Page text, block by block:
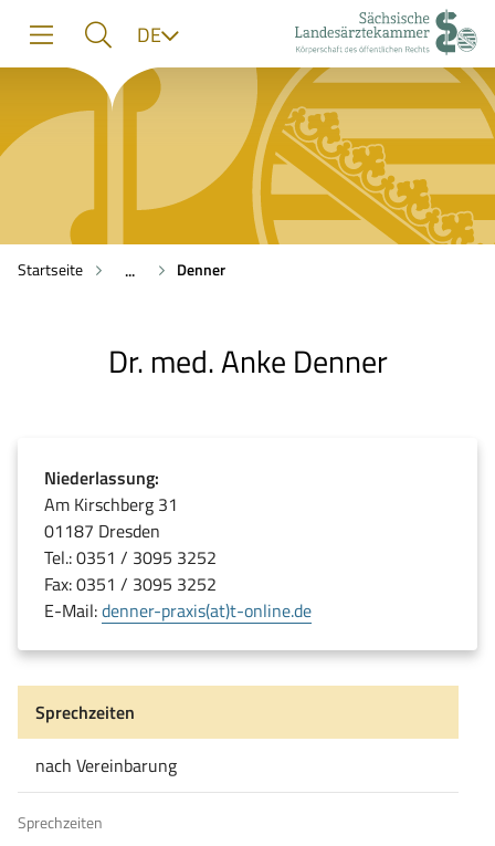
Navigation
Suche
Inhalt
DE
Startseite ... Denner
Dr. med. Anke Denner
Niederlassung:
Am Kirschberg 31
01187 Dresden
Tel.: 0351 / 3095 3252
Fax: 0351 / 3095 3252
E-Mail:denner-praxis(at)t-online.de
Sprechzeiten
Sprechzeiten
nach Vereinbarung